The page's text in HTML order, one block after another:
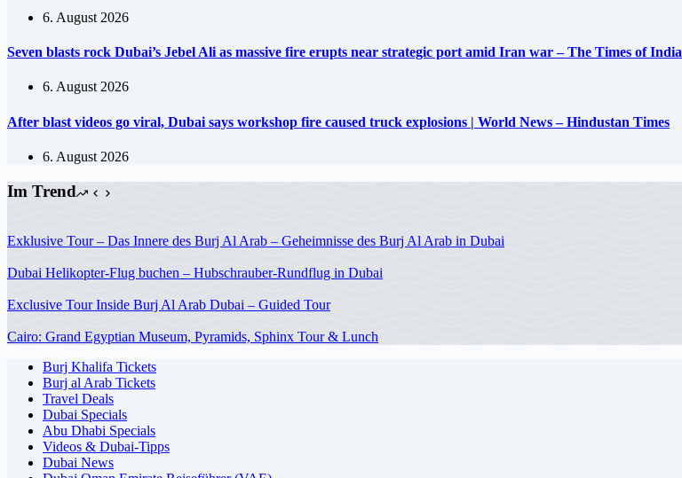
6. August 2026
Seven blasts rock Dubai’s Jebel Ali as massive fire erupts near strategic port amid Iran war – The Times of India
6. August 2026
After blast videos go viral, Dubai says workshop fire caused truck explosions | World News – Hindustan Times
6. August 2026
Im Trend
Exklusive Tour – Das Innere des Burj Al Arab – Geheimnisse des Burj Al Arab in Dubai
Dubai Helikopter-Flug buchen – Hubschrauber-Rundflug in Dubai
Exclusive Tour Inside Burj Al Arab Dubai – Guided Tour
Cairo: Grand Egyptian Museum, Pyramids, Sphinx Tour & Lunch
Burj Khalifa Tickets
Burj al Arab Tickets
Travel Deals
Dubai Specials
Abu Dhabi Specials
Videos & Dubai-Tipps
Dubai News